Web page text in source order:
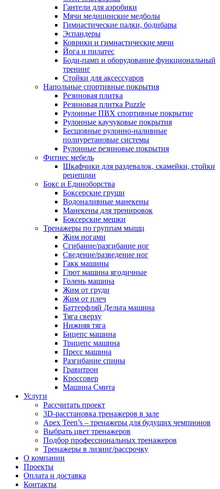
Гантели для аэробики
Мячи медицинские медболы
Гимнастические палки, бодибары
Эспандеры
Коврики и гимнастические мячи
Йога и пилатес
Боди-памп и оборудование функциональный
тренинг
Стойки для аксессуаров
Напольные спортивные покрытия
Резиновая плитка
Резиновая плитка Puzzle
Рулонные ПВХ спортивные покрытие
Рулонные каучуковые покрытия
Бесшовные рулонно-наливные
полиуретановые системы
Рулонные резиновые покрытия
Фитнес мебель
Шкафчики для раздевалок, скамейки, стойки
рецепции
Бокс и Единоборства
Боксерские груши
Водоналивные манекены
Манекены для тренировок
Боксерские мешки
Тренажеры по группам мышц
Жим ногами
Сгибание/разгибание ног
Сведение/разведение ног
Гакк машины
Глют машина ягодичные
Голень машина
Жим от груди
Жим от плеч
Баттерфляй Дельта машина
Тяга сверху
Нижняя тяга
Бицепс машина
Трицепс машина
Пресс машина
Разгибание спины
Гравитрон
Кроссовер
Машина Смита
Услуги
Рассчитать проект
3D-расстановка тренажеров в зале
Apex Teen’s – тренажеры для будущих чемпионов
Выбрать цвет тренажеров
Подбор профессиональных тренажеров
Тренажеры в лизинг/рассрочку
О компании
Проекты
Оплата и доставка
Контакты